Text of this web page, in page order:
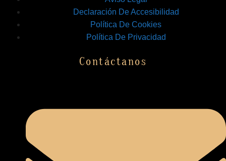
Declaración De Accesibilidad
Política De Cookies
Política De Privacidad
Contáctanos